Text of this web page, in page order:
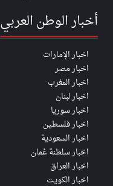
أخبار الوطن العربي
اخبار الإمارات
اخبار مصر
اخبار المغرب
اخبار لبنان
اخبار سوريا
اخبار فلسطين
اخبار السعودية
اخبار سلطنة عُمان
اخبار العراق
اخبار الكويت